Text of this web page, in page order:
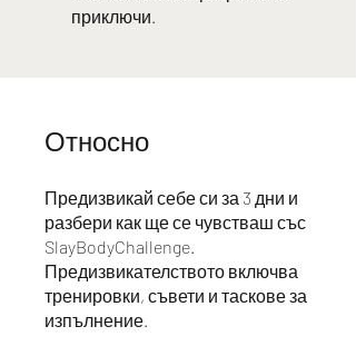
приключи.
Относно
Предизвикай себе си за 3 дни и
разбери как ще се чувстваш със
SlayBodyChallenge.
Предизвикателството включва
тренировки, съвети и таскове за
изпълнение.